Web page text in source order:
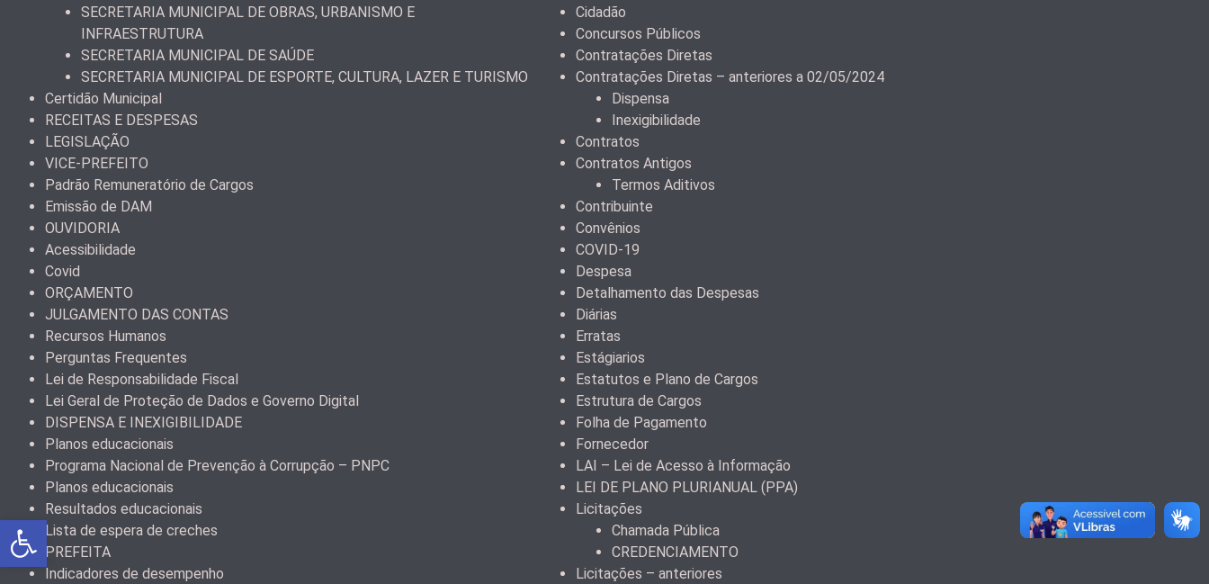
Abrir a barra de ferramentas
SECRETARIA MUNICIPAL DE OBRAS, URBANISMO E
INFRAESTRUTURA
SECRETARIA MUNICIPAL DE SAÚDE
SECRETARIA MUNICIPAL DE ESPORTE, CULTURA, LAZER E TURISMO
Certidão Municipal
RECEITAS E DESPESAS
LEGISLAÇÃO
VICE-PREFEITO
Padrão Remuneratório de Cargos
Emissão de DAM
OUVIDORIA
Acessibilidade
Covid
ORÇAMENTO
JULGAMENTO DAS CONTAS
Recursos Humanos
Perguntas Frequentes
Lei de Responsabilidade Fiscal
Lei Geral de Proteção de Dados e Governo Digital
DISPENSA E INEXIGIBILIDADE
Planos educacionais
Programa Nacional de Prevenção à Corrupção – PNPC
Planos educacionais
Resultados educacionais
Lista de espera de creches
PREFEITA
Indicadores de desempenho
Cidadão
Concursos Públicos
Contratações Diretas
Contratações Diretas – anteriores a 02/05/2024
Dispensa
Inexigibilidade
Contratos
Contratos Antigos
Termos Aditivos
Contribuinte
Convênios
COVID-19
Despesa
Detalhamento das Despesas
Diárias
Erratas
Estágiarios
Estatutos e Plano de Cargos
Estrutura de Cargos
Folha de Pagamento
Fornecedor
LAI – Lei de Acesso à Informação
LEI DE PLANO PLURIANUAL (PPA)
Licitações
Chamada Pública
CREDENCIAMENTO
Licitações – anteriores